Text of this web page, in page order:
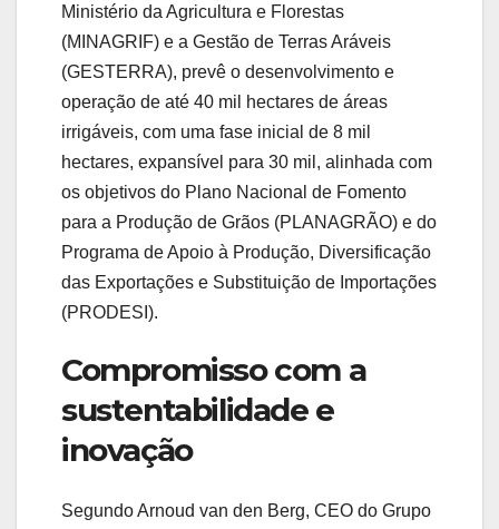
Ministério da Agricultura e Florestas
(MINAGRIF) e a Gestão de Terras Aráveis
(GESTERRA), prevê o desenvolvimento e
operação de até 40 mil hectares de áreas
irrigáveis, com uma fase inicial de 8 mil
hectares, expansível para 30 mil, alinhada com
os objetivos do Plano Nacional de Fomento
para a Produção de Grãos (PLANAGRÃO) e do
Programa de Apoio à Produção, Diversificação
das Exportações e Substituição de Importações
(PRODESI).
Compromisso com a
sustentabilidade e
inovação
Segundo Arnoud van den Berg, CEO do Grupo